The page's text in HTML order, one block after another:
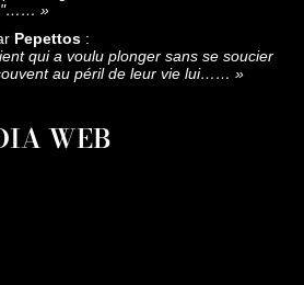
»
Pepettos :
qui a voulu plonger sans se soucier
au péril de leur vie lui…… »
WEB